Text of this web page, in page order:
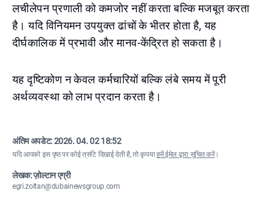
लचीलेपन प्रणाली को कमजोर नहीं करता बल्कि मजबूत करता
है। यदि विनियमन उपयुक्त ढांचों के भीतर होता है, यह
दीर्घकालिक में प्रभावी और मानव-केंद्रित हो सकता है।
यह दृष्टिकोण न केवल कर्मचारियों बल्कि लंबे समय में पूरी
अर्थव्यवस्था को लाभ प्रदान करता है।
अंतिम अपडेट:2026. 04. 02 18:52
यदि आपको इस पृष्ठ पर कोई त्रुटि दिखाई देती है, तो कृपयाहमें ईमेल द्वारा सूचित करें।
लेखक: ज़ोल्टान एग्री
egri.zoltan@dubainewsgroup.com